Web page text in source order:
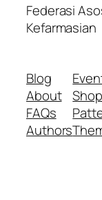
Federasi
Kefarmasian
Blog
About
FAQs
Authors
Shop